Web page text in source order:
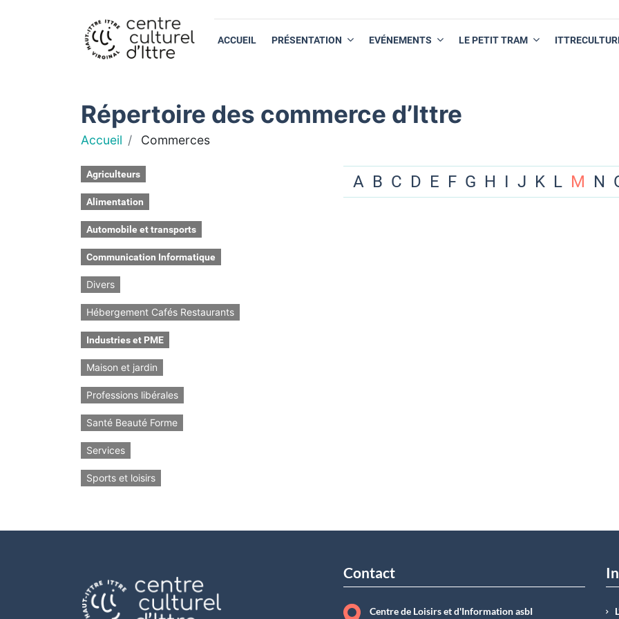
ACCUEIL PRÉSENTATION EVÉNEMENTS LE PETIT TRAM
Répertoire des commerce d’Ittre
Accueil Commerces
Agriculteurs
Alimentation
Automobile et transports
Communication Informatique
Divers
Hébergement Cafés Restaurants
Industries et PME
Maison et jardin
Professions libérales
Santé Beauté Forme
Services
Sports et loisirs
A B C D E F G H I J K L M N
Contact
Centre de Loisirs et d'Information asbI